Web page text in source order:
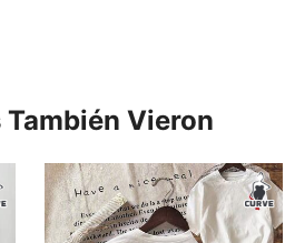
Vieron